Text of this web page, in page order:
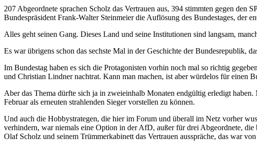
207 Abgeordnete sprachen Scholz das Vertrauen aus, 394 stimmten gegen
Bundespräsident Frank-Walter Steinmeier die Auflösung des Bundestages, der
Alles geht seinen Gang. Dieses Land und seine Institutionen sind langsam,
Es war übrigens schon das sechste Mal in der Geschichte der Bundesrepublik,
Im Bundestag haben es sich die Protagonisten vorhin noch mal so richtig
und Christian Lindner nachtrat. Kann man machen, ist aber würdelos für einen
Aber das Thema dürfte sich ja in zweieinhalb Monaten endgültig erledigt
Februar als erneuten strahlenden Sieger vorstellen zu können.
Und auch die Hobbystrategen, die hier im Forum und überall im Netz vorher
verhindern, war niemals eine Option in der AfD, außer für drei Abgeordnete,
Olaf Scholz und seinem Trümmerkabinett das Vertrauen ausspräche, das war